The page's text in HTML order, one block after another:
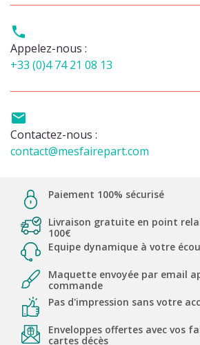

Appelez-nous :
+33 (0)4 74 21 08 13

Contactez-nous :
contact@mesfairepart.com
Paiement 100% sécurisé
Livraison gratuite en point
100€
Equipe dynamique à votre
Maquette envoyée par email
commande
Pas d'impression sans votre
Enveloppes offertes avec vos
cartes décès